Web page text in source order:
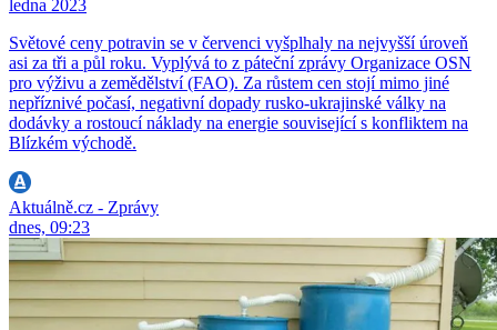
ledna 2023
Světové ceny potravin se v červenci vyšplhaly na nejvyšší úroveň
asi za tři a půl roku. Vyplývá to z páteční zprávy Organizace OSN
pro výživu a zemědělství (FAO). Za růstem cen stojí mimo jiné
nepříznivé počasí, negativní dopady rusko-ukrajinské války na
dodávky a rostoucí náklady na energie související s konfliktem na
Blízkém východě.
Aktuálně.cz - Zprávy
dnes, 09:23